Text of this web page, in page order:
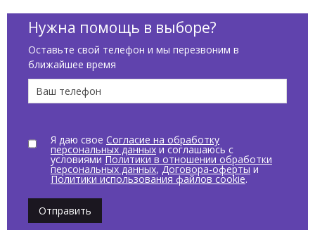
Нужна помощь в выборе?
Оставьте свой телефон и мы перезвоним в
ближайшее время
Я даю свое Согласие на обработку
персональных данныхи соглашаюсь с
условиями Политики в отношении обработки
персональных данных, Договора-оферты и
Политики использования файлов cookie.
Отправить